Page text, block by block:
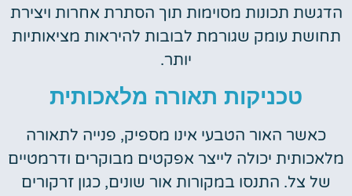
הדגשת תכונות מסוימות תוך הסתרת אחרות ויצירת
תחושת עומק שגורמת לבובות להיראות מציאותיות
יותר.
טכניקות תאורה מלאכותית
כאשר האור הטבעי אינו מספיק, פנייה לתאורה
מלאכותית יכולה לייצר אפקטים מבוקרים ודרמטיים
של צל. התנסו במקורות אור שונים, כגון זרקורים